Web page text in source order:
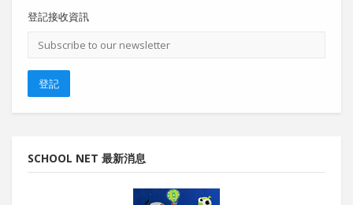
登記接收資訊
登記
SCHOOL NET 最新消息